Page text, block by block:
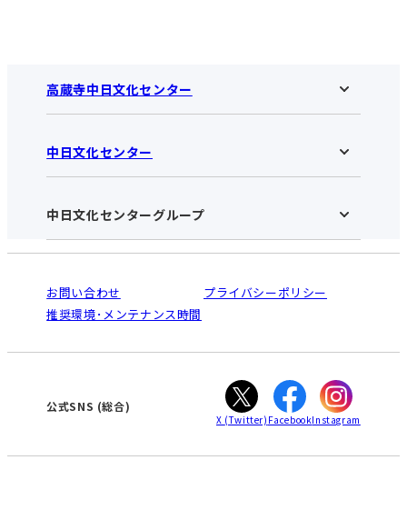
高蔵寺中日文化センター
高蔵寺中日文化センターHOME
お知らせ
アクセス･営業時間
お申し込みの流れ
入会と受講のご案内
中日文化センター
中日文化センターHOME
中日文化センターとは
受講規約・会員特典
ご利用ガイド
オンライン講座受講の手順
WEBサイトのよくある質問
中日文化センターグループ
南大高
犬山
高蔵寺
大垣
津
お問い合わせ
プライバシーポリシー
推奨環境･メンテナンス時間
公式SNS (総合)
X (Twitter) FacebookInstagram